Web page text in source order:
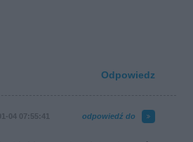
Odpowiedz
04 07:55:41 odpowiedź do